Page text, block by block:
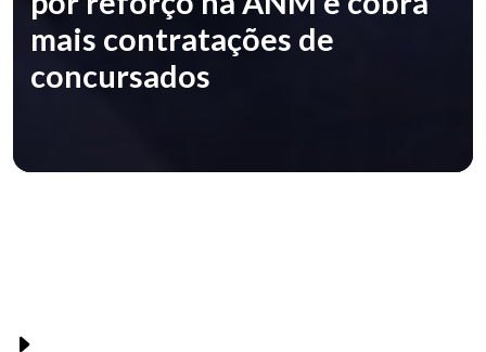
mais contratações de
concursados